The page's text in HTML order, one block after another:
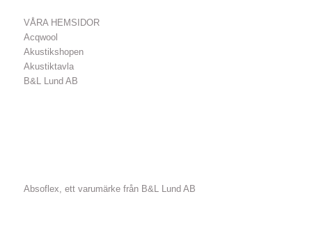
VÅRA HEMSIDOR
Acqwool
Akustikshopen
Akustiktavla
B&L Lund AB
Absoflex, ett varumärke från B&L Lund AB